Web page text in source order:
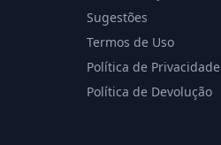
Sugestões
Termos de Uso
Política de Privacidade
Política de Devolução